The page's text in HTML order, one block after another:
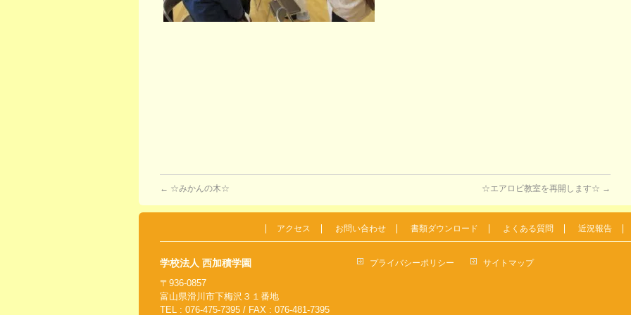
← ☆みかんの木☆ ☆エアロビ教室を再開します☆ →
アクセス お問い合わせ 書類ダウンロード よくある質問 近況報告
学校法人 西加積学園
〒936-0857
富山県滑川市下梅沢３１番地
TEL : 076-475-7395 / FAX : 076-481-7395
プライバシーポリシー サイトマップ